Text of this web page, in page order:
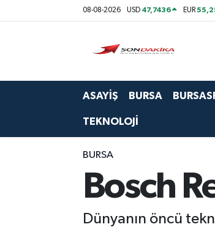
08-08-2026 USD 47,7436 EUR
ASAYİŞ BURSA
TEKNOLOJİ
BURSA
Bosch
Dünyanın öncü
Ekonomi
Foto Galeri